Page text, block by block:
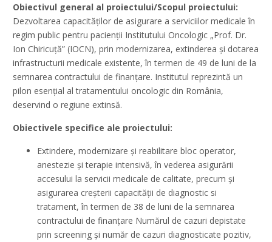
Obiectivul general al proiectului/Scopul proiectului:
Dezvoltarea capacităților de asigurare a serviciilor medicale în
regim public pentru pacienții Institutului Oncologic „Prof. Dr.
Ion Chiricuță” (IOCN), prin modernizarea, extinderea și dotarea
infrastructurii medicale existente, în termen de 49 de luni de la
semnarea contractului de finanțare. Institutul reprezintă un
pilon esențial al tratamentului oncologic din România,
deservind o regiune extinsă.
Obiectivele specifice ale proiectului:
Extindere, modernizare și reabilitare bloc operator,
anestezie și terapie intensivă, în vederea asigurării
accesului la servicii medicale de calitate, precum și
asigurarea creșterii capacității de diagnostic si
tratament, în termen de 38 de luni de la semnarea
contractului de finanțare Numărul de cazuri depistate
prin screening și număr de cazuri diagnosticate pozitiv,